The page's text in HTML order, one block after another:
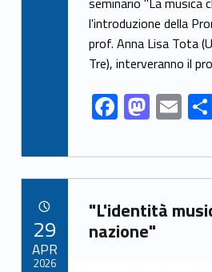
o
o
k
o
n
l'introduzione della
prof. Anna Lisa Tota
Tre), interveranno il
F
ac
e
b
o
o
M
as
to
d
o
n
E
m
ai
l
Link identifier archive #link-archive-51021
"L'identità
nazione"
29
APR
2026